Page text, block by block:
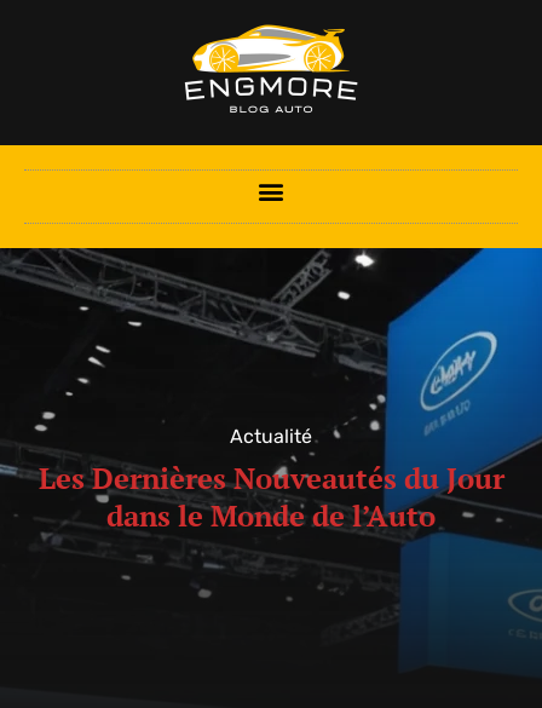
Actualité
Les Dernières Nouveautés du Jour
dans le Monde de l’Auto